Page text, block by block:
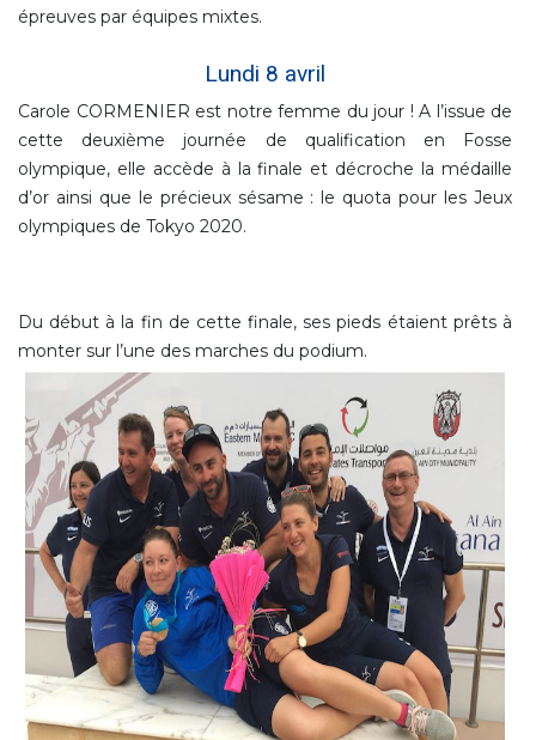
épreuves par équipes mixtes.
Lundi 8 avril
Carole CORMENIER est notre femme du jour ! A l’issue de
cette deuxième journée de qualification en Fosse
olympique, elle accède à la finale et décroche la médaille
d’or ainsi que le précieux sésame : le quota pour les Jeux
olympiques de Tokyo 2020.
Du début à la fin de cette finale, ses pieds étaient prêts à
monter sur l’une des marches du podium.